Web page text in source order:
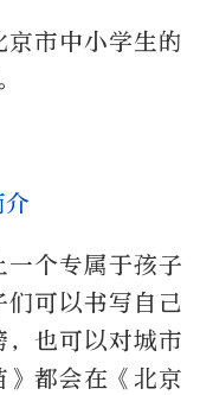
市中小学生的
介
一个专属于孩子
可以书写自己
，也可以对城市
》都会在《北京